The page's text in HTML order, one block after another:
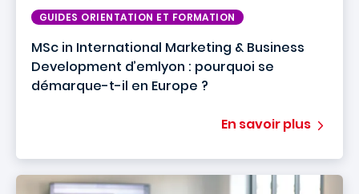
GUIDES ORIENTATION ET FORMATION
MSc in International Marketing & Business
Development d’emlyon : pourquoi se
démarque-t-il en Europe ?
En savoir plus